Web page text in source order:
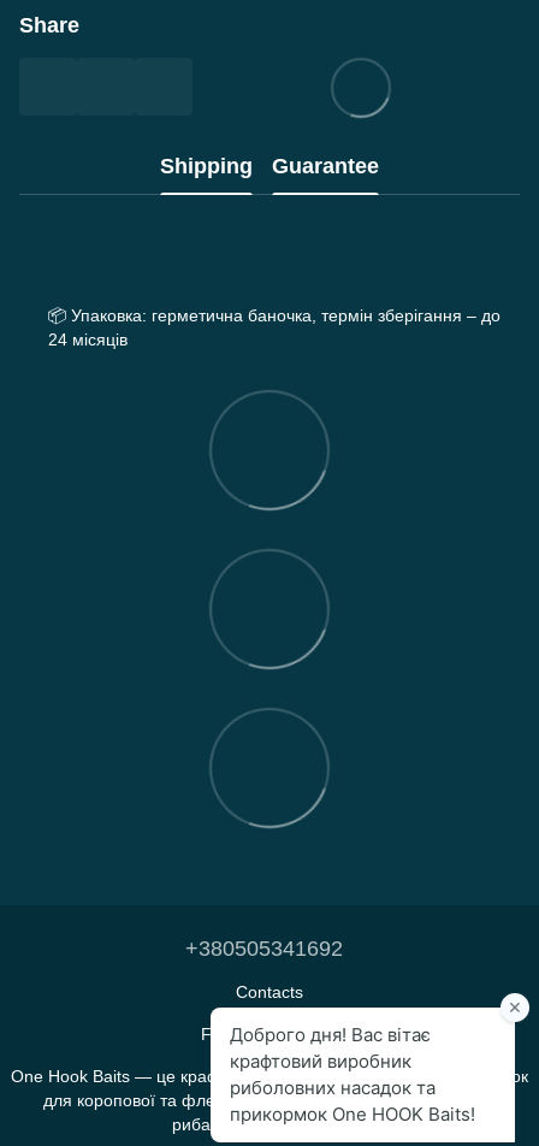
Share
Shipping Guarantee
📦 Упаковка: герметична баночка, термін зберігання – до
24 місяців
+380505341692
Contacts
Full version of site
One Hook Baits — це крафтове виробництво прикормок і насадок
для коропової та флет-фідерної риболовлі, яке створене
рибалками для рибалок.